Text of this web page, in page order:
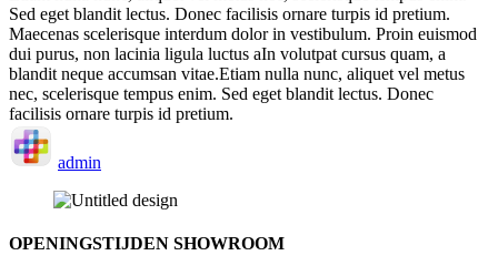
Sed eget blandit lectus. Donec facilisis ornare turpis id pretium.
Maecenas scelerisque interdum dolor in vestibulum. Proin euismod
dui purus, non lacinia ligula luctus aIn volutpat cursus quam, a
blandit neque accumsan vitae.Etiam nulla nunc, aliquet vel metus
nec, scelerisque tempus enim. Sed eget blandit lectus. Donec
facilisis ornare turpis id pretium.
admin
OPENINGSTIJDEN SHOWROOM